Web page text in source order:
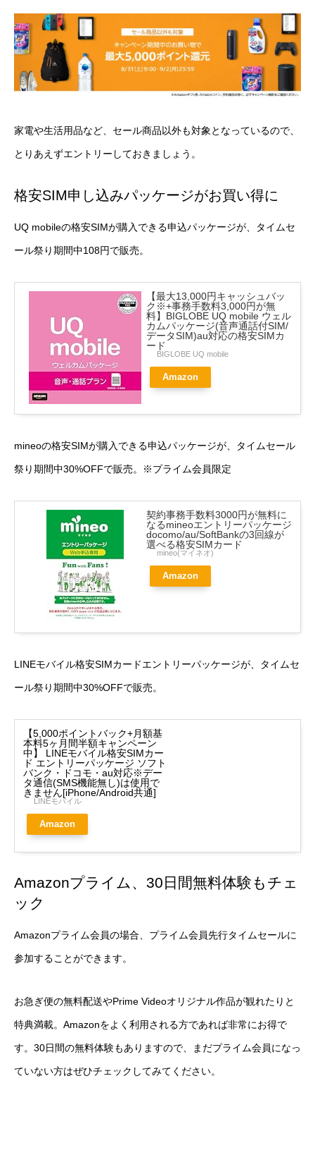
家電や生活用品など、セール商品以外も対象となっているので、
とりあえずエントリーしておきましょう。
格安SIM申し込みパッケージがお買い得に
UQ mobileの格安SIMが購入できる申込パッケージが、タイムセ
ール祭り期間中108円で販売。
【最大13,000円キャッシュバッ
ク※+事務手数料3,000円が無
料】BIGLOBE UQ mobile ウェル
カムパッケージ(音声通話付SIM/
データSIM)au対応の格安SIMカ
ード
BIGLOBE UQ mobile
Amazon
mineoの格安SIMが購入できる申込パッケージが、タイムセール
祭り期間中30%OFFで販売。※プライム会員限定
契約事務手数料3000円が無料に
なるmineoエントリーパッケージ
docomo/au/SoftBankの3回線が
選べる格安SIMカード
mineo(マイネオ)
Amazon
LINEモバイル格安SIMカードエントリーパッケージが、タイムセ
ール祭り期間中30%OFFで販売。
【5,000ポイントバック+月額基
本料5ヶ月間半額キャンペーン
中】 LINEモバイル格安SIMカー
ド エントリーパッケージ ソフト
バンク・ドコモ・au対応※デー
タ通信(SMS機能無し)は使用で
きません[iPhone/Android共通]
LINEモバイル
Amazon
Amazonプライム、30日間無料体験もチェ
ック
Amazonプライム会員の場合、プライム会員先行タイムセールに
参加することができます。
お急ぎ便の無料配送やPrime Videoオリジナル作品が観れたりと
特典満載。Amazonをよく利用される方であれば非常にお得で
す。30日間の無料体験もありますので、まだプライム会員になっ
ていない方はぜひチェックしてみてください。